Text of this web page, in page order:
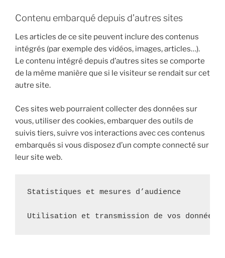
Contenu embarqué depuis d’autres sites
Les articles de ce site peuvent inclure des contenus
intégrés (par exemple des vidéos, images, articles…).
Le contenu intégré depuis d’autres sites se comporte
de la même manière que si le visiteur se rendait sur cet
autre site.
Ces sites web pourraient collecter des données sur
vous, utiliser des cookies, embarquer des outils de
suivis tiers, suivre vos interactions avec ces contenus
embarqués si vous disposez d’un compte connecté sur
leur site web.
Statistiques et mesures d’audience
Utilisation et transmission de vos données